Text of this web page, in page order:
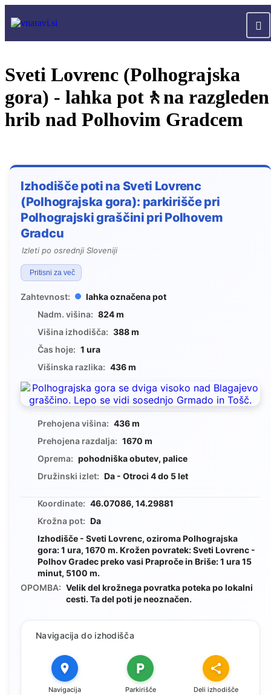
Sveti Lovrenc (Polhograjska
gora) - lahka pot🚶na razgleden
hrib nad Polhovim Gradcem
Izhodišče poti na Sveti Lovrenc
(Polhograjska gora): parkirišče pri
Polhograjski graščini pri Polhovem
Gradcu
Izleti po osrednji Sloveniji
Pritisni za več
Zahtevnost:
lahka označena pot
Nadm. višina: 824 m
Višina izhodišča: 388 m
Čas hoje: 1 ura
Višinska razlika: 436 m
Prehojena višina: 436 m
Prehojena razdalja: 1670 m
Oprema: pohodniška obutev, palice
Družinski izlet: Da - Otroci 4 do 5 let
Koordinate: 46.07086, 14.29881
Krožna pot: Da
Izhodišče - Sveti Lovrenc, oziroma Polhograjska
gora: 1 ura, 1670 m. Krožen povratek: Sveti Lovrenc -
Polhov Gradec preko vasi Praproče in Briše: 1 ura 15
minut, 5100 m.
OPOMBA: Velik del krožnega povratka poteka po lokalni
cesti. Ta del poti je neoznačen.
Navigacija do izhodišča
Navigacija Parkirišče Deli izhodišče